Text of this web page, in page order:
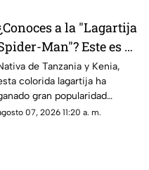
a la "Lagartija
Man"? Este es el
con los colores
superhéroe
de Tanzania y Kenia,
colorida lagartija ha
gran popularidad
a su increíble parecido
07, 2026 11:20 a. m.